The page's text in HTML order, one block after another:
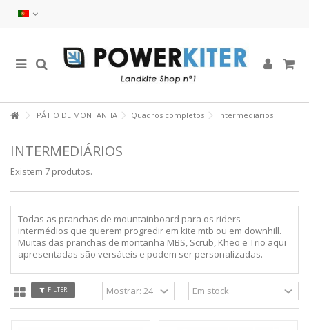
PÁTIO DE MONTANHA Quadros completos Intermediários
INTERMEDIÁRIOS
Existem 7 produtos.
Todas as pranchas de mountainboard para os riders
intermédios que querem progredir em kite mtb ou em downhill.
Muitas das pranchas de montanha MBS, Scrub, Kheo e Trio aqui
apresentadas são versáteis e podem ser personalizadas.
FILTER